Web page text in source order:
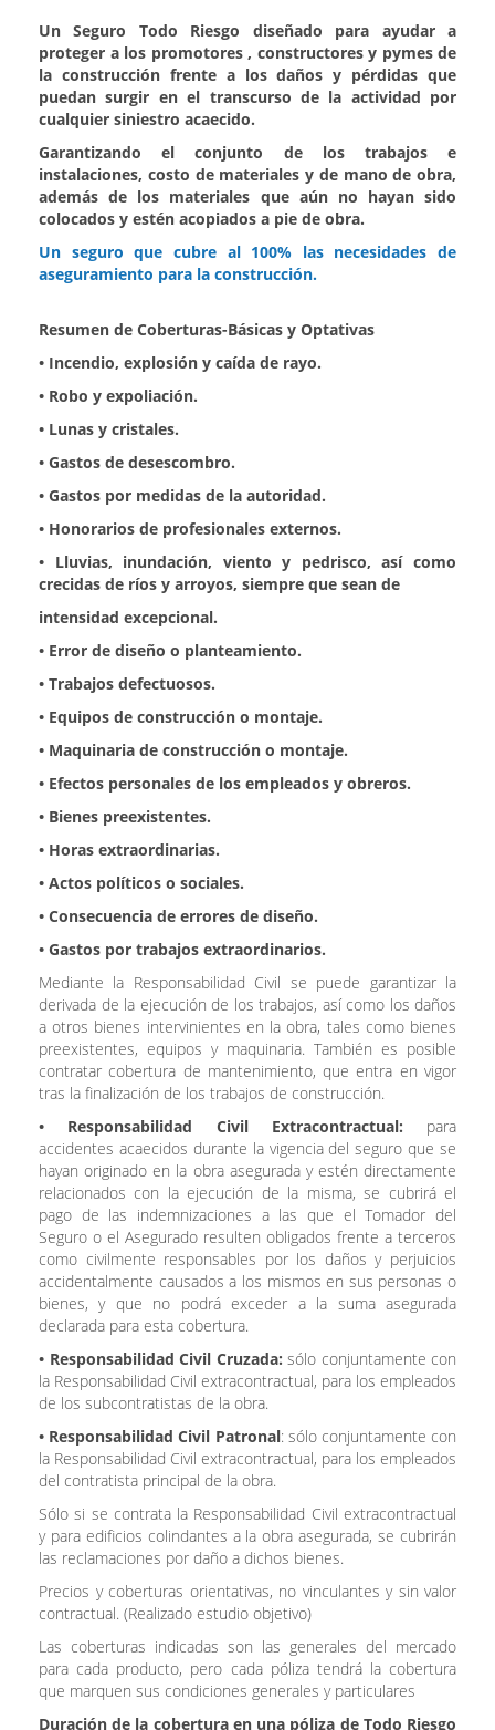
Un Seguro Todo Riesgo diseñado para ayudar a
proteger a los promotores , constructores y pymes de
la construcción frente a los daños y pérdidas que
puedan surgir en el transcurso de la actividad por
cualquier siniestro acaecido.
Garantizando el conjunto de los trabajos e
instalaciones, costo de materiales y de mano de obra,
además de los materiales que aún no hayan sido
colocados y estén acopiados a pie de obra.
Un seguro que cubre al 100% las necesidades de
aseguramiento para la construcción.
Resumen de Coberturas-Básicas y Optativas
• Incendio, explosión y caída de rayo.
• Robo y expoliación.
• Lunas y cristales.
• Gastos de desescombro.
• Gastos por medidas de la autoridad.
• Honorarios de profesionales externos.
• Lluvias, inundación, viento y pedrisco, así como
crecidas de ríos y arroyos, siempre que sean de
intensidad excepcional.
• Error de diseño o planteamiento.
• Trabajos defectuosos.
• Equipos de construcción o montaje.
• Maquinaria de construcción o montaje.
• Efectos personales de los empleados y obreros.
• Bienes preexistentes.
• Horas extraordinarias.
• Actos políticos o sociales.
• Consecuencia de errores de diseño.
• Gastos por trabajos extraordinarios.
Mediante la Responsabilidad Civil se puede garantizar la
derivada de la ejecución de los trabajos, así como los daños
a otros bienes intervinientes en la obra, tales como bienes
preexistentes, equipos y maquinaria. También es posible
contratar cobertura de mantenimiento, que entra en vigor
tras la finalización de los trabajos de construcción.
• Responsabilidad Civil Extracontractual: para
accidentes acaecidos durante la vigencia del seguro que se
hayan originado en la obra asegurada y estén directamente
relacionados con la ejecución de la misma, se cubrirá el
pago de las indemnizaciones a las que el Tomador del
Seguro o el Asegurado resulten obligados frente a terceros
como civilmente responsables por los daños y perjuicios
accidentalmente causados a los mismos en sus personas o
bienes, y que no podrá exceder a la suma asegurada
declarada para esta cobertura.
• Responsabilidad Civil Cruzada: sólo conjuntamente con
la Responsabilidad Civil extracontractual, para los empleados
de los subcontratistas de la obra.
• Responsabilidad Civil Patronal: sólo conjuntamente con
la Responsabilidad Civil extracontractual, para los empleados
del contratista principal de la obra.
Sólo si se contrata la Responsabilidad Civil extracontractual
y para edificios colindantes a la obra asegurada, se cubrirán
las reclamaciones por daño a dichos bienes.
Precios y coberturas orientativas, no vinculantes y sin valor
contractual. (Realizado estudio objetivo)
Las coberturas indicadas son las generales del mercado
para cada producto, pero cada póliza tendrá la cobertura
que marquen sus condiciones generales y particulares
Duración de la cobertura en una póliza de Todo Riesgo